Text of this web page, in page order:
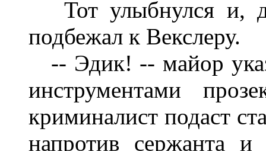
Тот улыбнулся и,
подбежал к Векслеру.
-- Эдик! -- майор
инструментами
криминалист подаст
напротив сержанта